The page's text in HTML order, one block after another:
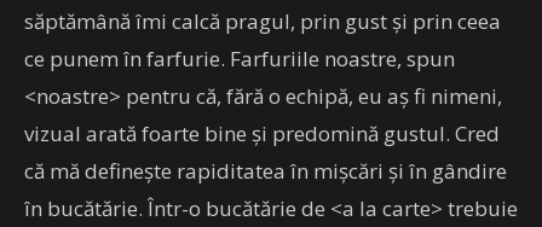
săptămână îmi calcă pragul, prin gust şi prin ceea
ce punem în farfurie. Farfuriile noastre, spun
<noastre> pentru că, fără o echipă, eu aş fi nimeni,
vizual arată foarte bine şi predomină gustul. Cred
că mă defineşte rapiditatea în mişcări şi în gândire
în bucătărie. Într-o bucătărie de <a la carte> trebuie